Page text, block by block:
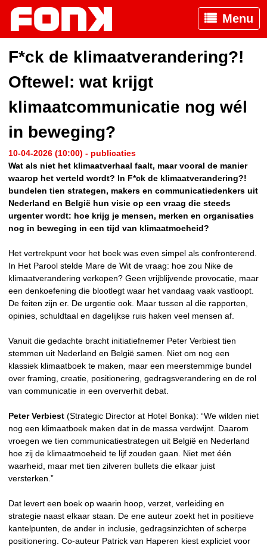
Menu
F*ck de klimaatverandering?!
Oftewel: wat krijgt
klimaatcommunicatie nog wél
in beweging?
10-04-2026 (10:00) - publicaties
Wat als niet het klimaatverhaal faalt, maar vooral de manier
waarop het verteld wordt? In F*ck de klimaatverandering?!
bundelen tien strategen, makers en communicatiedenkers uit
Nederland en België hun visie op een vraag die steeds
urgenter wordt: hoe krijg je mensen, merken en organisaties
nog in beweging in een tijd van klimaatmoeheid?
Het vertrekpunt voor het boek was even simpel als confronterend.
In Het Parool stelde Mare de Wit de vraag: hoe zou Nike de
klimaatverandering verkopen? Geen vrijblijvende provocatie, maar
een denkoefening die blootlegt waar het vandaag vaak vastloopt.
De feiten zijn er. De urgentie ook. Maar tussen al die rapporten,
opinies, schuldtaal en dagelijkse ruis haken veel mensen af.
Vanuit die gedachte bracht initiatiefnemer Peter Verbiest tien
stemmen uit Nederland en België samen. Niet om nog een
klassiek klimaatboek te maken, maar een meerstemmige bundel
over framing, creatie, positionering, gedragsverandering en de rol
van communicatie in een oververhit debat.
Peter Verbiest (Strategic Director at Hotel Bonka): “We wilden niet
nog een klimaatboek maken dat in de massa verdwijnt. Daarom
vroegen we tien communicatiestrategen uit België en Nederland
hoe zij de klimaatmoeheid te lijf zouden gaan. Niet met één
waarheid, maar met tien zilveren bullets die elkaar juist
versterken.”
Dat levert een boek op waarin hoop, verzet, verleiding en
strategie naast elkaar staan. De ene auteur zoekt het in positieve
kantelpunten, de ander in inclusie, gedragsinzichten of scherpe
positionering. Co-auteur Patrick van Haperen kiest expliciet voor